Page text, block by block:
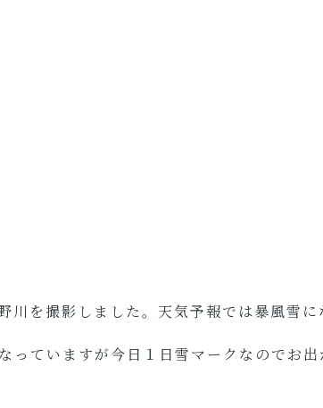
を撮影しました。天気予報では暴風雪に
ていますが今日１日雪マークなのでお